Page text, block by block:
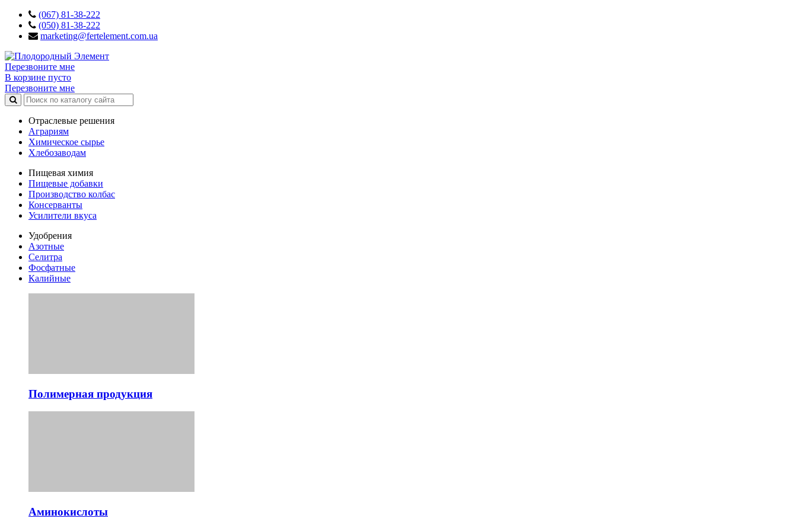
(067) 81-38-222
(050) 81-38-222
marketing@fertelement.com.ua
Перезвоните мне
В корзине пусто
Перезвоните мне
Отраслевые решения
Аграриям
Химическое сырье
Хлебозаводам
Пищевая химия
Пищевые добавки
Производство колбас
Консерванты
Усилители вкуса
Удобрения
Азотные
Селитра
Фосфатные
Калийные
Полимерная продукция
Аминокислоты